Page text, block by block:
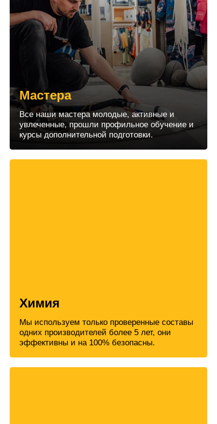
Мастера
Все наши мастера молодые, активные и
увлеченные, прошли профильное обучение и
курсы дополнительной подготовки.
Химия
Мы используем только проверенные составы
одних производителей более 5 лет, они
эффективны и на 100% безопасны.